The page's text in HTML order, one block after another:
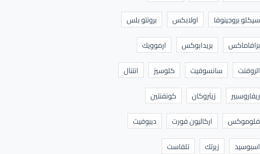
سيكلو بروجينوفا
اولابكس
برونتو بلس
برافاماكس
بريدابوكس
ارموويك
اتروفنت
سانسوفيت كلوسيز
انتنال
ريفاروسبير
زيثروكان
كونفنتين
فلوموكس
اركاليون فورت
ديبوفيت
اسبوسيد
زيرتك
تلفاست